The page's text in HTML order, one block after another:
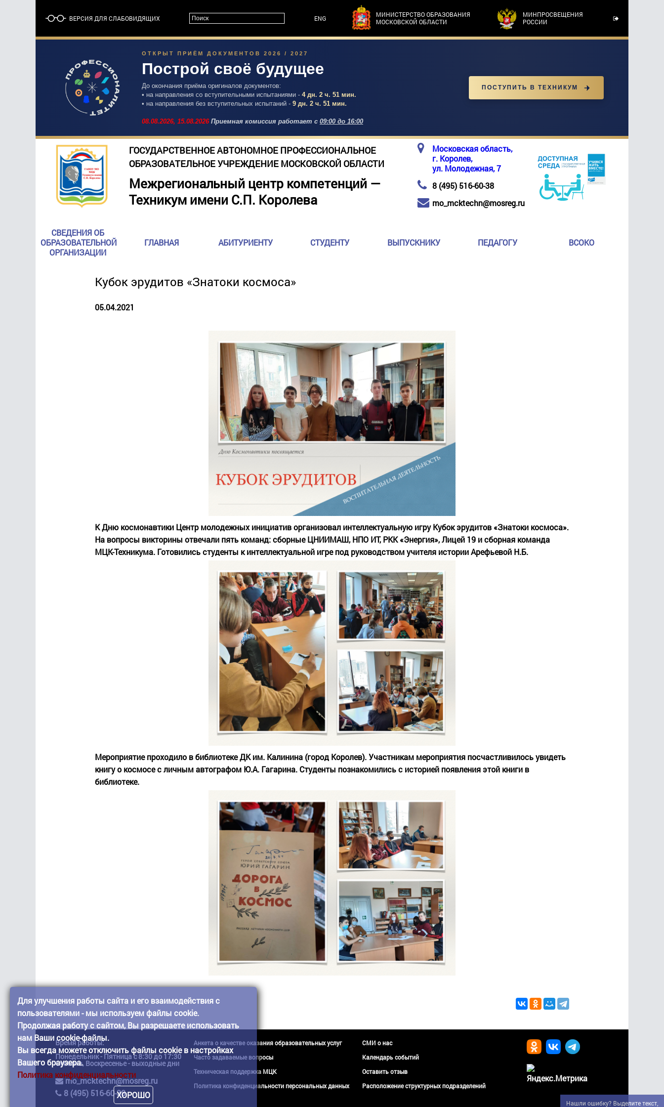
Нашли ошибку? Выделите текст,
ВЕРСИЯ ДЛЯ СЛАБОВИДЯЩИХ ENG
МИНИСТЕРСТВО ОБРАЗОВАНИЯ
МОСКОВСКОЙ ОБЛАСТИ
МИНПРОСВЕЩЕНИЯ
РОССИИ
ОТКРЫТ ПРИЁМ ДОКУМЕНТОВ 2026 / 2027
Построй своё будущее
До окончания приёма оригиналов документов:
• на направления со вступительными испытаниями - 4 дн. 2 ч. 51 мин.
• на направления без вступительных испытаний - 9 дн. 2 ч. 51 мин.
08.08.2026, 15.08.2026Приемная комиссия работает с 09:00 до 16:00
ПОСТУПИТЬ В ТЕХНИКУМ
ГОСУДАРСТВЕННОЕ АВТОНОМНОЕ ПРОФЕССИОНАЛЬНОЕ
ОБРАЗОВАТЕЛЬНОЕ УЧРЕЖДЕНИЕ МОСКОВСКОЙ ОБЛАСТИ
Межрегиональный центр компетенций —
Техникум имени С.П. Королева
Московская область,
г. Королев,
ул. Молодежная, 7
8 (495) 516-60-38
mo_mcktechn@mosreg.ru
СВЕДЕНИЯ ОБ
ОБРАЗОВАТЕЛЬНОЙ
ОРГАНИЗАЦИИ
ГЛАВНАЯ АБИТУРИЕНТУ СТУДЕНТУ ВЫПУСКНИКУ ПЕДАГОГУ ВСОКО
Кубок эрудитов «Знатоки космоса»
05.04.2021
К Дню космонавтики Центр молодежных инициатив организовал интеллектуальную игру Кубок эрудитов «Знатоки космоса».
На вопросы викторины отвечали пять команд: сборные ЦНИИМАШ, НПО ИТ, РКК «Энергия», Лицей 19 и сборная команда
МЦК-Техникума. Готовились студенты к интеллектуальной игре под руководством учителя истории Арефьевой Н.Б.
Мероприятие проходило в библиотеке ДК им. Калинина (город Королев). Участникам мероприятия посчастливилось увидеть
книгу о космосе с личным автографом Ю.А. Гагарина. Студенты познакомились с историей появления этой книги в
библиотеке.
Время работы:
Понедельник - Пятница с 8:30 до 17:30
Суббота, Воскресенье - выходные дни
mo_mcktechn@mosreg.ru
8 (495) 516-60-38
Анкета о качестве оказания образовательных услуг
Часто задаваемые вопросы
Техническая поддержка МЦК
Политика конфиденциальности персональных данных
СМИ о нас
Календарь событий
Оставить отзыв
Расположение структурных подразделений
Для улучшения работы сайта и его взаимодействия с
пользователями - мы используем файлы cookie.
Продолжая работу с сайтом, Вы разрешаете использовать
нам Ваши cookie-файлы.
Вы всегда можете отключить файлы cookie в настройках
Вашего браузера.
Политика конфиденциальности
ХОРОШО